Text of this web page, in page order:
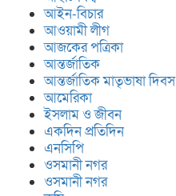
আইন-বিচার
আওয়ামী লীগ
আজকের পত্রিকা
আন্তর্জাতিক
আন্তর্জাতিক মাতৃভাষা দিবস
আমেরিকা
ইসলাম ও জীবন
একদিন প্রতিদিন
এনসিপি
ওসমানী নগর
ওসমানী নগর